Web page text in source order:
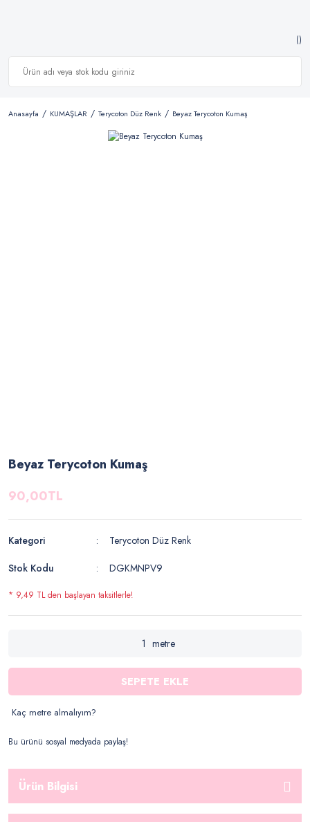
Anasayfa KUMAŞLAR Terycoton Düz Renk Beyaz Terycoton Kumaş
Beyaz Terycoton Kumaş
90,00TL
Kategori
Terycoton Düz Renk
Stok Kodu
DGKMNPV9
* 9,49 TL den başlayan taksitlerle!
metre
SEPETE EKLE
Kaç metre almalıyım?
Bu ürünü sosyal medyada paylaş!
Ürün Bilgisi